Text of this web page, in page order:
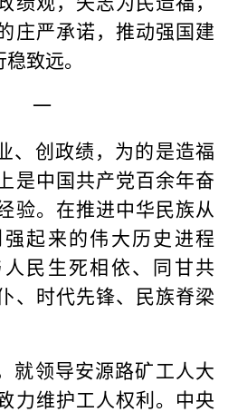
庄严承诺，推动强国建
致远。
一
、创政绩，为的是造福
是中国共产党百余年奋
验。在推进中华民族从
起来的伟大历史进程
民生死相依、同甘共
、时代先锋、民族脊梁
就领导安源路矿工人大
力维护工人权利。中央